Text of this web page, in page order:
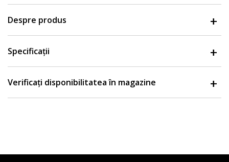
Despre produs
Specificații
Verificați disponibilitatea în magazine